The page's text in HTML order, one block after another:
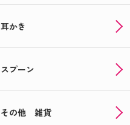
耳かき
スプーン
その他 雑貨